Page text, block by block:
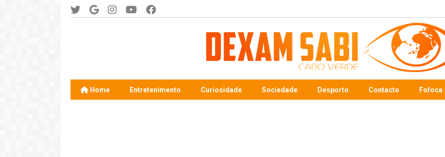
Home Entretenimento Curiosidade Sociedade Desporto Contacto Fofoca